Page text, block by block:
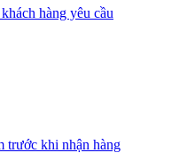
hàng yêu cầu
trước khi nhận hàng